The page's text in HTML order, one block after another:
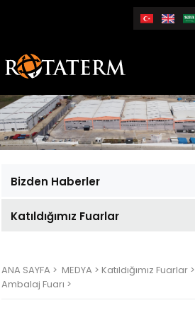
Bizden Haberler
Katıldığımız Fuarlar
ANA SAYFA > MEDYA > Katıldığımız Fuarlar >
Ambalaj Fuarı >